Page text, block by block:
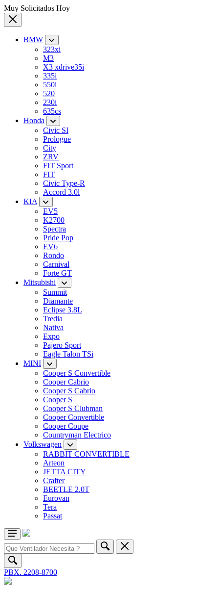
Muy Solicitados Hoy
BMW
323xi
M3
X3 xdrive35i
335i
550i
520
230i
635cs
Honda
Civic SI
Prologue
City
ZRV
FIT Sport
FIT
Civic Type-R
Accord 3.0l
KIA
EV5
K2700
Spectra
Pride Pop
EV6
Rondo
Carnival
Forte GT
Mitsubishi
Summit
Diamante
Eclipse 3.8L
Tredia
Nativa
Expo
Pajero Sport
Eagle Talon TSi
MINI
Cooper S Convertible
Cooper Cabrio
Cooper S Cabrio
Cooper S
Cooper S Clubman
Cooper Convertible
Cooper Coupe
Countryman Electrico
Volkswagen
RABBIT CONVERTIBLE
Arteon
JETTA CITY
Crafter
BEETLE 2.0T
Eurovan
Tera
Passat
PBX. 2208-8700